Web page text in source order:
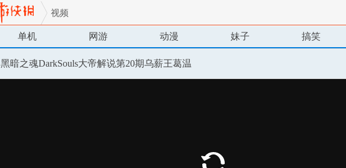
视频
单机 网游 动漫 妹子 搞笑
黑暗之魂DarkSouls大帝解说第20期乌薪王葛温